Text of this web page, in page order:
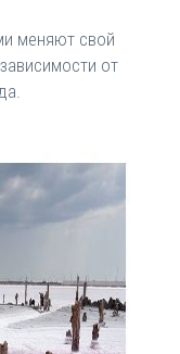
меняют свой
от